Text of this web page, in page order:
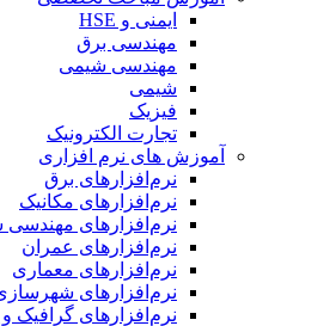
ایمنی و HSE
مهندسی برق
مهندسی شیمی
شیمی
فیزیک
تجارت الکترونیک
آموزش های نرم افزاری
نرم‌افزارهای برق
نرم‌افزارهای مکانیک
نرم‌افزارهای مهندسی
نرم‌افزارهای عمران
نرم‌افزارهای معماری
نرم‌افزارهای شهرسازی
نرم‌افزارهای گرافیک و